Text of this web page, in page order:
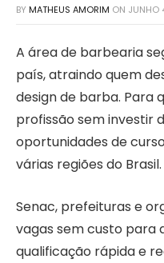
BY MATHEUS AMORIM ON JUNHO
A área de barbearia
país, atraindo quem
design de barba. Para
profissão sem investir
oportunidades de
várias regiões do Brasil.
Senac, prefeituras e
vagas sem custo para
qualificação rápida e